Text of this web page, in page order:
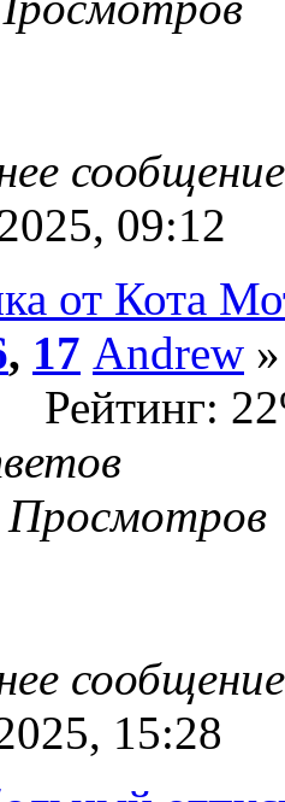
09:12
от Кота
, 17 Andrew
Рейтинг:
Просмотров
15:28